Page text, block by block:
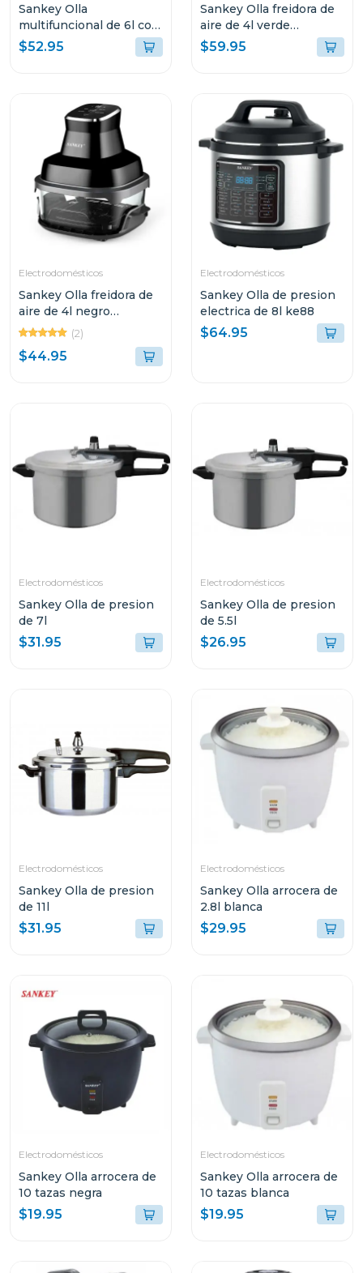
Sankey Olla
multifuncional de 6l con
15 funciones para
cocinar ke65d
$52.95
Sankey Olla freidora de
aire de 4l verde
frw4058gg
$59.95
Electrodomésticos
Sankey Olla freidora de
aire de 4l negro
frw4057gb
(2)
$44.95
Electrodomésticos
Sankey Olla de presion
electrica de 8l ke88
$64.95
Electrodomésticos
Sankey Olla de presion
de 7l
$31.95
Electrodomésticos
Sankey Olla de presion
de 5.5l
$26.95
Electrodomésticos
Sankey Olla de presion
de 11l
$31.95
Electrodomésticos
Sankey Olla arrocera de
2.8l blanca
$29.95
Electrodomésticos
Sankey Olla arrocera de
10 tazas negra
$19.95
Electrodomésticos
Sankey Olla arrocera de
10 tazas blanca
$19.95